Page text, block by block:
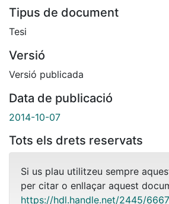
Tipus de document
Tesi
Versió
Versió publicada
Data de publicació
2014-10-07
Tots els drets reservats
Si us plau utilitzeu sempre
per citar o enllaçar aquest
https://hdl.handle.net/2445/